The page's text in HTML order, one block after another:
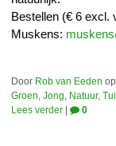
Bestellen (€ 6 excl.
Muskens:
Door Rob van Eeden op
Groen Jong Natuur,
Lees verder | 0